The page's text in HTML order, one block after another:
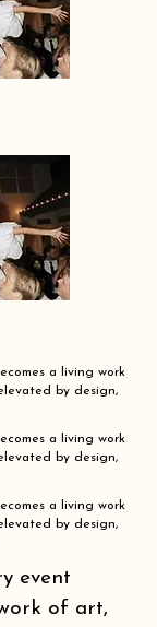
a living work
by design,
a living work
by design,
a living work
by design,
event
of art,